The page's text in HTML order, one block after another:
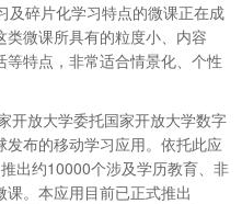
及碎片化学习特点的微课正在成
微课所具有的粒度小、内容
特点，非常适合情景化、个性
开放大学委托国家开放大学数字
布的移动学习应用。依托此应
出约10000个涉及学历教育、非
。本应用目前已正式推出